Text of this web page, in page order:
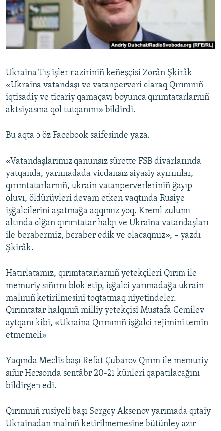
Русский
Українською
RFE/RS bütün saytları
Ukraina Tış işler naziriniñ keñeşçisi Zorân Şkirâk
«Ukraina vatandaşı ve vatanperveri olaraq Qırımnıñ
iqtisadiy ve ticariy qamaçavı boyunca qırımtatarlarnıñ
aktsiyasına qol tutqanını» bildirdi.
Bu aqta o öz Facebook saifesinde yaza.
«Vatandaşlarımız qanunsız sürette FSB divarlarında
yatqanda, yarımadada vicdansız siyasiy ayırımlar,
qırımtatarlarnıñ, ukrain vatanperverleriniñ ğayıp
oluvı, öldürüvleri devam etken vaqtında Rusiye
işğalcilerini aşatmağa aqqımız yoq. Kreml zulumı
altında olğan qırımtatar halqı ve Ukraina vatandaşları
ile berabermiz, beraber edik ve olacaqmız», – yazdı
Şkirâk.
Hatırlatamız, qırımtatarlarnıñ yetekçileri Qırım ile
memuriy sıñırnı blok etip, işğalci yarımadağa ukrain
malınıñ ketirilmesini toqtatmaq niyetindeler.
Qırımtatar halqınıñ milliy yetekçisi Mustafa Cemilev
aytqanı kibi, «Ukraina Qırmınıñ işğalci rejimini temin
etmemeli»
Yaqında Meclis başı Refat Çubarov Qırım ile memuriy
sıñır Hersonda sentâbr 20-21 künleri qapatılacağını
bildirgen edi.
Qırımnıñ rusiyeli başı Sergey Aksenov yarımada qıtaiy
Ukrainadan malnıñ ketirilmemesine bütünley azır